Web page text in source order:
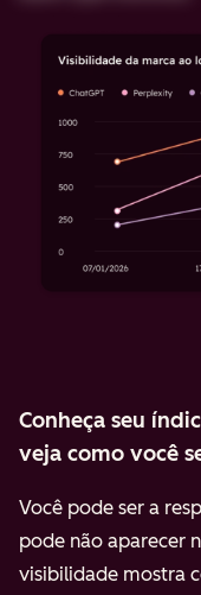
Conheça seu
veja como você
Você pode ser a
pode não aparecer
visibilidade mostra